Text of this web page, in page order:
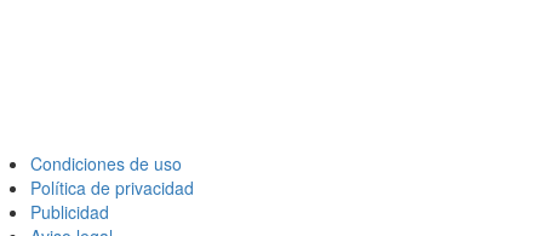
Condiciones de uso
Política de privacidad
Publicidad